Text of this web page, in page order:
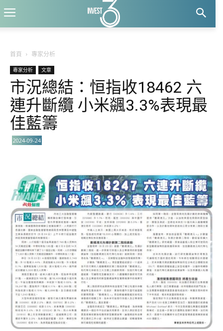
首頁 專家分析
專家分析 文章
市況總結：恒指收18462 六
連升斷纜 小米飊3.3%表現最
佳藍籌
2024-09-24